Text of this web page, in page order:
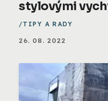
stylovými
TIPY A RADY
26. 08. 2022